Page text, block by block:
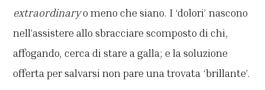
extraordinaryo meno che siano. I ‘dolori’ nascono
nell’assistere allo sbracciare scomposto di chi,
affogando, cerca di stare a galla; e la soluzione
offerta per salvarsi non pare una trovata ‘brillante’.